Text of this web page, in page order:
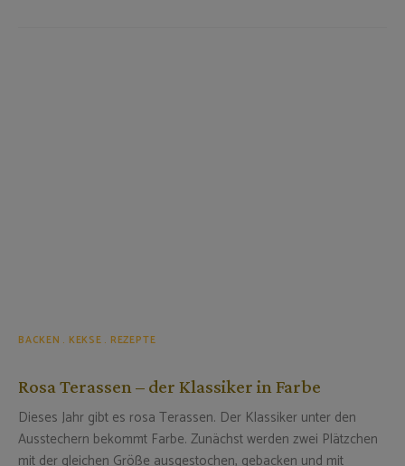
BACKEN KEKSE REZEPTE
Rosa Terassen – der Klassiker in Farbe
Dieses Jahr gibt es rosa Terassen. Der Klassiker unter den
Ausstechern bekommt Farbe. Zunächst werden zwei Plätzchen
mit der gleichen Größe ausgestochen, gebacken und mit